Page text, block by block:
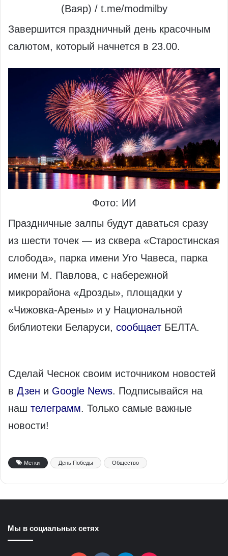
(Ваяр) / t.me/modmilby
Завершится праздничный день красочным
салютом, который начнется в 23.00.
Фото: ИИ
Праздничные залпы будут даваться сразу
из шести точек — из сквера «Старостинская
слобода», парка имени Уго Чавеса, парка
имени М. Павлова, с набережной
микрорайона «Дрозды», площадки у
«Чижовка‑Арены» и у Национальной
библиотеки Беларуси, сообщает БЕЛТА.
Сделай Чеснок своим источником новостей
в Дзен и Google News. Подписывайся на
наш телеграмм. Только самые важные
новости!
Метки День Победы Общество
Мы в социальных сетях